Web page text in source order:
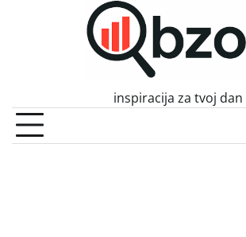
inspiracija za tvoj dan